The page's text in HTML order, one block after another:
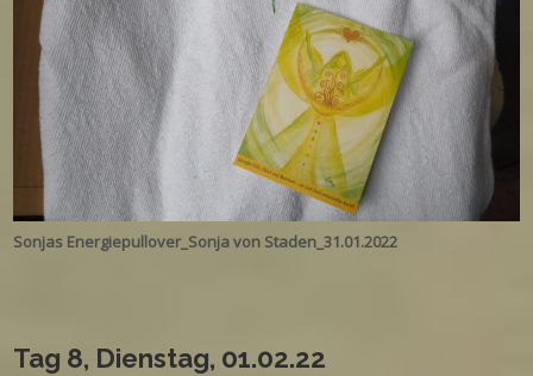
Sonjas Energiepullover_Sonja von Staden_31.01.2022
Tag 8, Dienstag, 01.02.22